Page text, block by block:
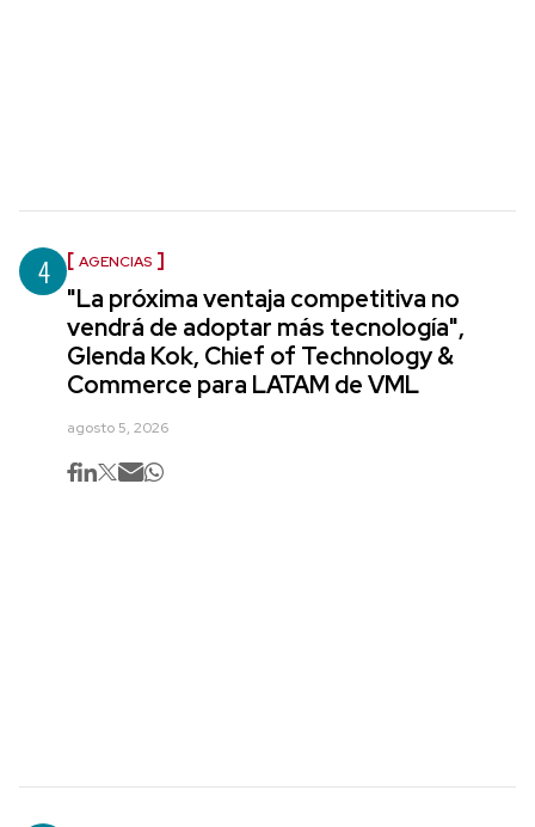
4 AGENCIAS
"La próxima ventaja competitiva no
vendrá de adoptar más tecnología",
Glenda Kok, Chief of Technology &
Commerce para LATAM de VML
agosto 5, 2026